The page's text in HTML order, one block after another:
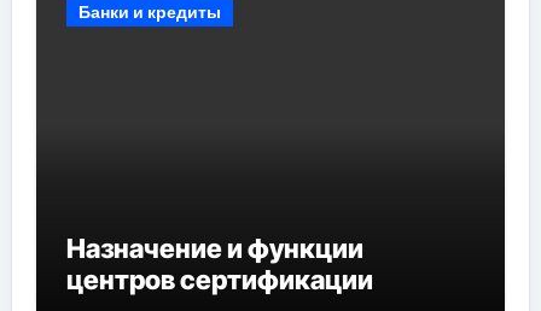
Банки и кредиты
Назначение и функции
центров сертификации